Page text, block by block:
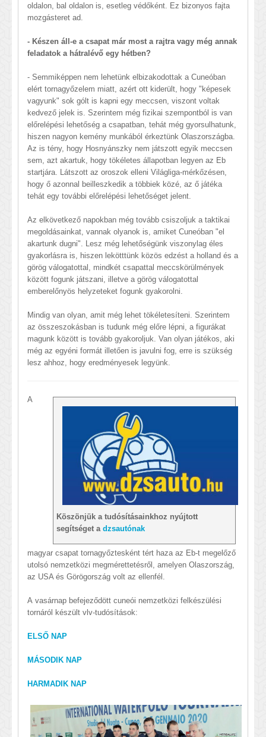
oldalon, bal oldalon is, esetleg védőként. Ez bizonyos fajta
mozgásteret ad.
- Készen áll-e a csapat már most a rajtra vagy még annak
feladatok a hátralévő egy hétben?
- Semmiképpen nem lehetünk elbizakodottak a Cuneóban
elért tornagyőzelem miatt, azért ott kiderült, hogy "képesek
vagyunk" sok gólt is kapni egy meccsen, viszont voltak
kedvező jelek is. Szerintem még fizikai szempontból is van
előrelépési lehetőség a csapatban, tehát még gyorsulhatunk,
hiszen nagyon kemény munkából érkeztünk Olaszországba.
Az is tény, hogy Hosnyánszky nem játszott egyik meccsen
sem, azt akartuk, hogy tökéletes állapotban legyen az Eb
startjára. Látszott az oroszok elleni Világliga-mérkőzésen,
hogy ő azonnal beilleszkedik a többiek közé, az ő játéka
tehát egy további előrelépési lehetőséget jelent.
Az elkövetkező napokban még tovább csiszoljuk a taktikai
megoldásainkat, vannak olyanok is, amiket Cuneóban "el
akartunk dugni". Lesz még lehetőségünk viszonylag éles
gyakorlásra is, hiszen lekötttünk közös edzést a holland és a
görög válogatottal, mindkét csapattal meccskörülmények
között fogunk játszani, illetve a görög válogatottal
emberelőnyös helyzeteket fogunk gyakorolni.
​Mindig van olyan, amit még lehet tökéletesíteni. Szerintem
az összeszokásban is tudunk még előre lépni, a figurákat
magunk között is tovább gyakoroljuk. Van olyan játékos, aki
még az egyéni formát illetően is javulni fog, erre is szükség
lesz ahhoz, hogy eredményesek legyünk.
Köszönjük a tudósításainkhoz nyújtott
segítséget a dzsautónak
A
magyar csapat tornagyőztesként tért haza az Eb-t megelőző
utolsó nemzetközi megmérettetésről, amelyen Olaszország,
az USA és Görögország volt az ellenfél.
A vasárnap befejeződött cuneói nemzetközi felkészülési
tornáról készült vlv-tudósítások:
ELSŐ NAP
MÁSODIK NAP
HARMADIK NAP